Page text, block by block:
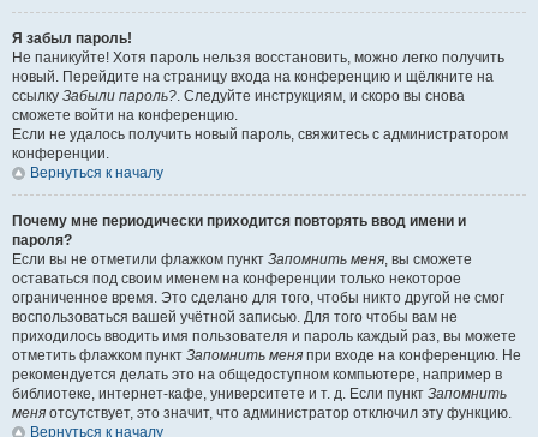
Я забыл пароль!
Не паникуйте! Хотя пароль нельзя восстановить, можно легко получить
новый. Перейдите на страницу входа на конференцию и щёлкните на
ссылку Забыли пароль?. Следуйте инструкциям, и скоро вы снова
сможете войти на конференцию.
Если не удалось получить новый пароль, свяжитесь с администратором
конференции.
Вернуться к началу
Почему мне периодически приходится повторять ввод имени и
пароля?
Если вы не отметили флажком пункт Запомнить меня, вы сможете
оставаться под своим именем на конференции только некоторое
ограниченное время. Это сделано для того, чтобы никто другой не смог
воспользоваться вашей учётной записью. Для того чтобы вам не
приходилось вводить имя пользователя и пароль каждый раз, вы можете
отметить флажком пункт Запомнить меня при входе на конференцию. Не
рекомендуется делать это на общедоступном компьютере, например в
библиотеке, интернет-кафе, университете и т. д. Если пункт Запомнить
меня отсутствует, это значит, что администратор отключил эту функцию.
Вернуться к началу